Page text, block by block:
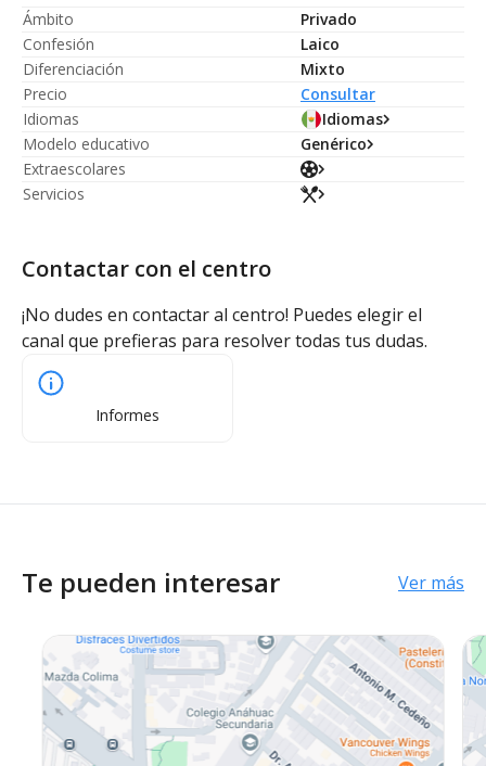
Ámbito
Privado
Confesión
Laico
Diferenciación
Mixto
Precio
Consultar
Idiomas
Idiomas
Modelo educativo
Genérico
Extraescolares
Servicios
Contactar con el centro
¡No dudes en contactar al centro! Puedes elegir el
canal que prefieras para resolver todas tus dudas.
Informes
Te pueden interesar Ver más